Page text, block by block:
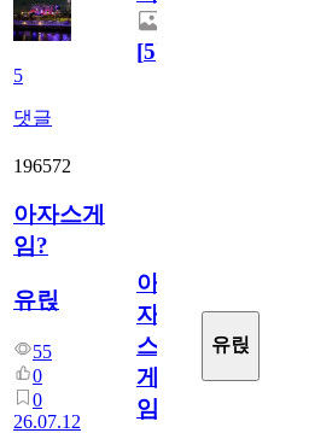
5
댓글
[5]
196572
아자스게
임?
유릱
55
0
0
26.07.12
아
자
스
게
임?
유릱